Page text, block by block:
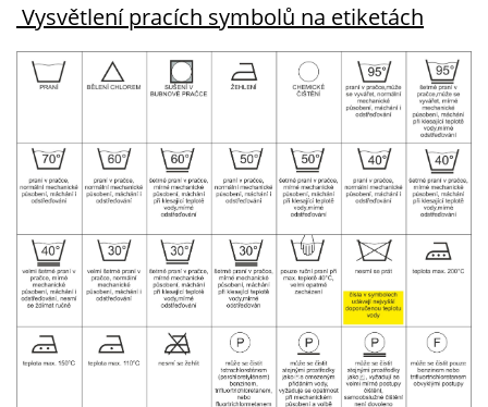
Vysvětlení pracích symbolů na etiketách